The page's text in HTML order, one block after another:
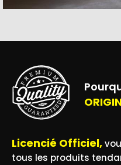
Licencié Officiel,
tous les produits